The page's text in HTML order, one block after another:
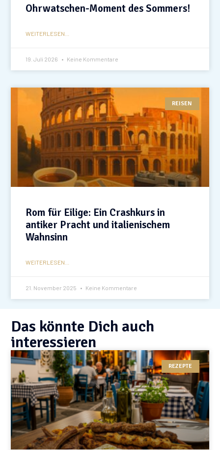
Ohrwatschen-Moment des Sommers!
WEITERLESEN...
19. Juli 2026 Keine Kommentare
REISEN
Rom für Eilige: Ein Crashkurs in
antiker Pracht und italienischem
Wahnsinn
WEITERLESEN...
21. November 2025 Keine Kommentare
Das könnte Dich auch
interessieren
REZEPTE